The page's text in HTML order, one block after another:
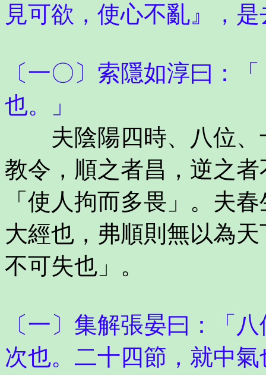
見可欲，使心不亂』，
〔一〇〕索隱如淳曰：
也。」
夫陰陽四時、八位、
教令，順之者昌，逆之
「使人拘而多畏」。夫
大經也，弗順則無以為
不可失也」。
〔一〕集解張晏曰：「
次也。二十四節，就中